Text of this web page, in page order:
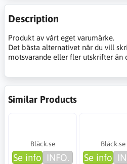
Description
Produkt av vårt eget varumärke.
Det bästa alternativet när du vill
motsvarande eller fler utskrifter än
Similar Products
Bläck.se
Se info INFO.
Bläck.se
Se info